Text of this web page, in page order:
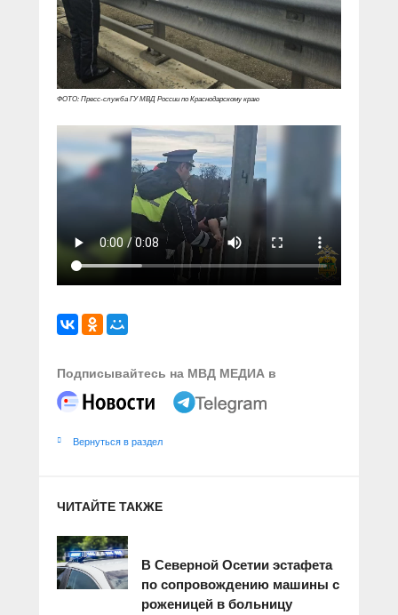
ФОТО: Пресс-служба ГУ МВД России по Краснодарскому краю
Подписывайтесь на МВД МЕДИА в
Вернуться в раздел
ЧИТАЙТЕ ТАКЖЕ
В Северной Осетии эстафета
по сопровождению машины с
роженицей в больницу